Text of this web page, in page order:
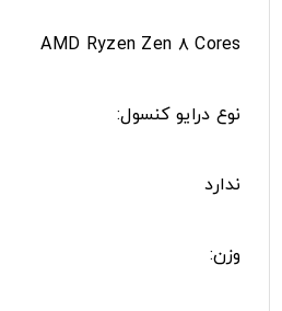
AMD Ryzen Zen ۸ Cores
نوع درایو کنسول:
ندارد
وزن: